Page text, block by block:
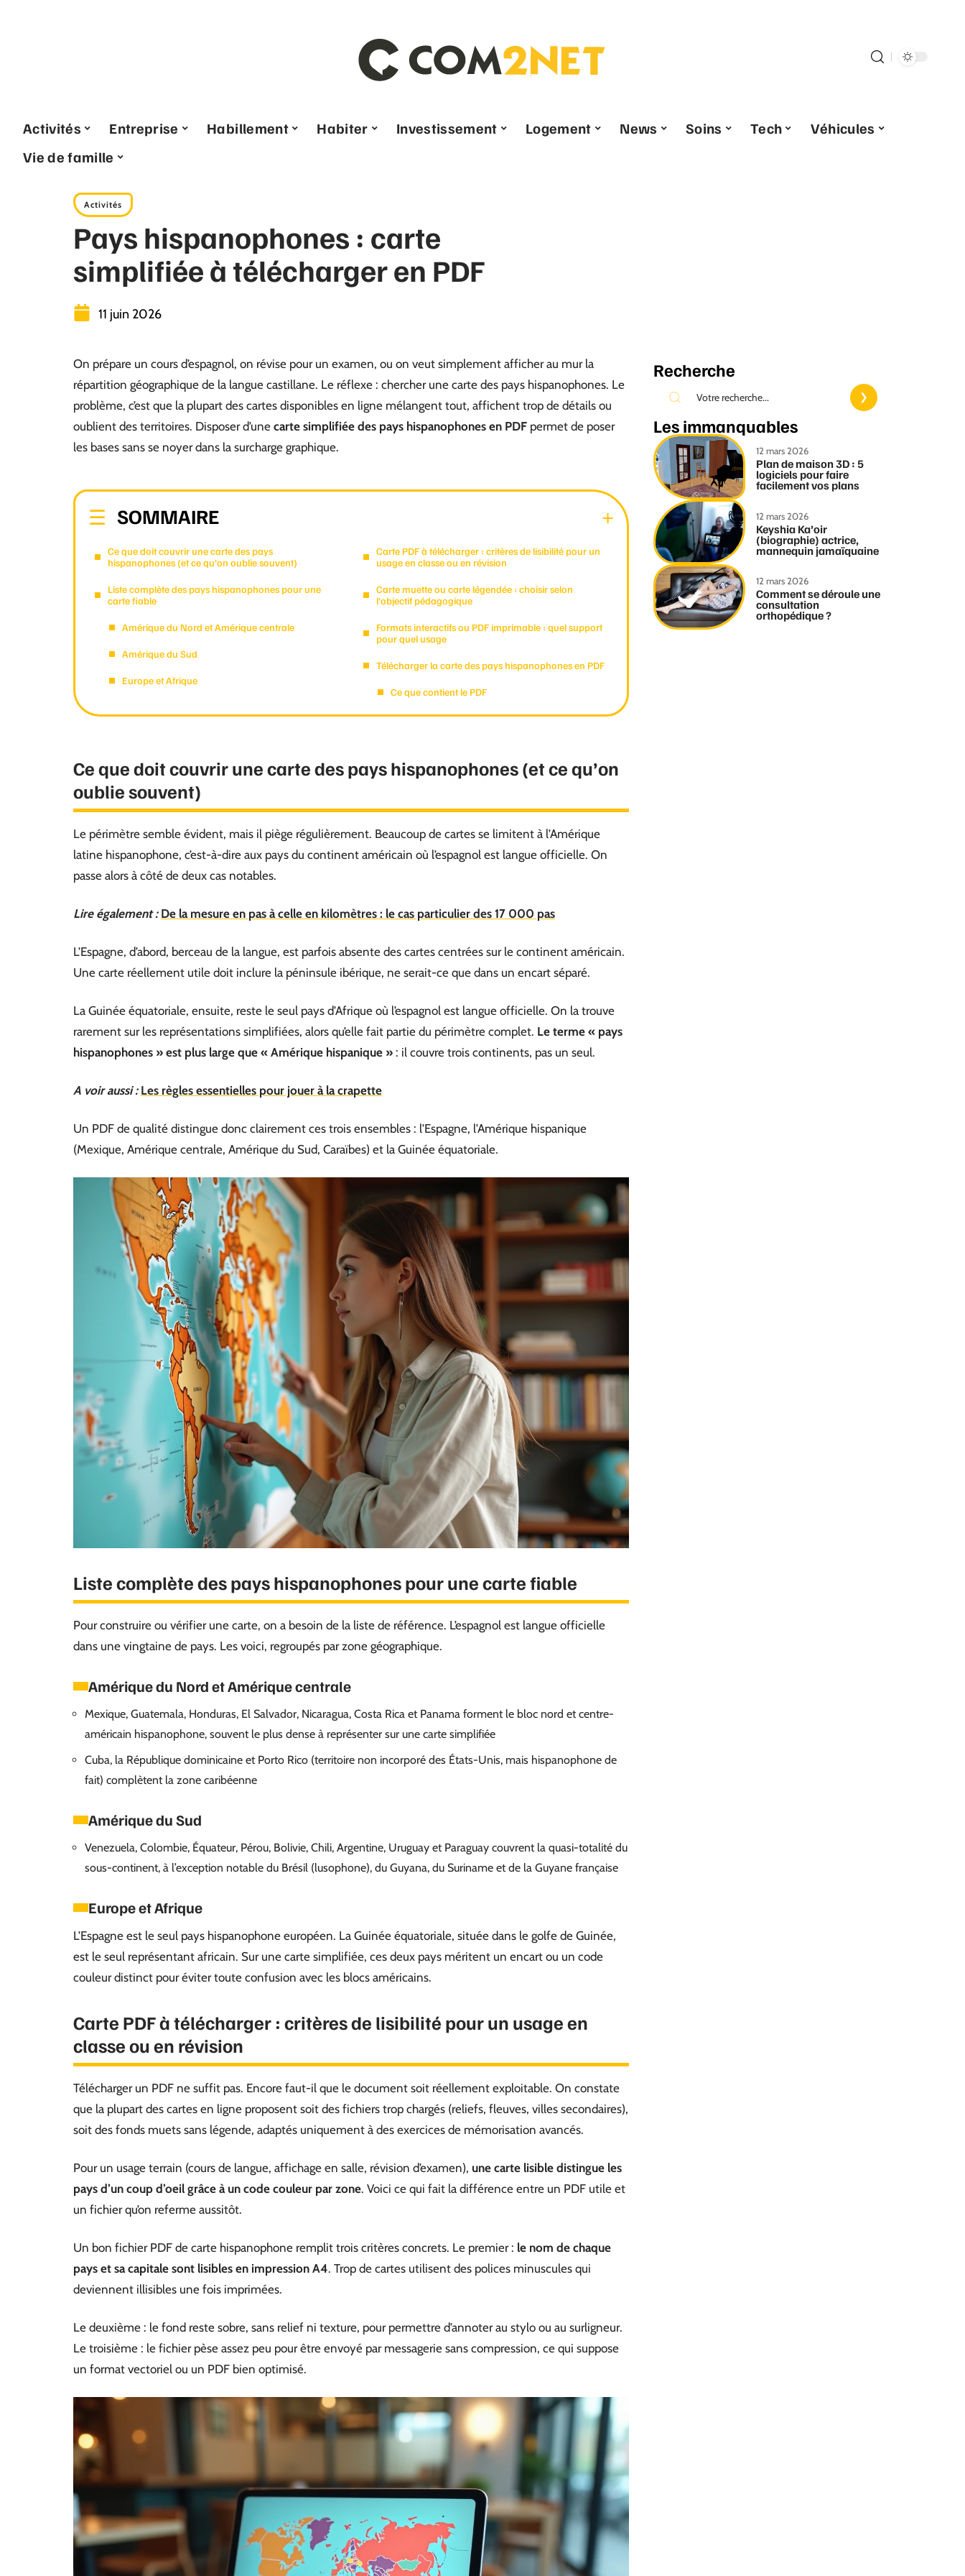
Activités Entreprise Habillement Habiter Investissement Logement News Soins Tech
Véhicules
Vie de famille
Activités
Pays hispanophones : carte
simplifiée à télécharger en PDF
11 juin 2026
On prépare un cours d’espagnol, on révise pour un examen, ou on veut simplement afficher au mur la
répartition géographique de la langue castillane. Le réflexe : chercher une carte des pays hispanophones. Le
problème, c’est que la plupart des cartes disponibles en ligne mélangent tout, affichent trop de détails ou
oublient des territoires. Disposer d’une carte simplifiée des pays hispanophones en PDF permet de poser
les bases sans se noyer dans la surcharge graphique.
SOMMAIRE
Ce que doit couvrir une carte des pays
hispanophones (et ce qu’on oublie souvent)
Liste complète des pays hispanophones pour une
carte fiable
Amérique du Nord et Amérique centrale
Amérique du Sud
Europe et Afrique
Carte PDF à télécharger : critères de lisibilité pour un
usage en classe ou en révision
Carte muette ou carte légendée : choisir selon
l’objectif pédagogique
Formats interactifs ou PDF imprimable : quel support
pour quel usage
Télécharger la carte des pays hispanophones en PDF
Ce que contient le PDF
Ce que doit couvrir une carte des pays hispanophones (et ce qu’on
oublie souvent)
Le périmètre semble évident, mais il piège régulièrement. Beaucoup de cartes se limitent à l’Amérique
latine hispanophone, c’est-à-dire aux pays du continent américain où l’espagnol est langue officielle. On
passe alors à côté de deux cas notables.
Lire également : De la mesure en pas à celle en kilomètres : le cas particulier des 17 000 pas
L’Espagne, d’abord, berceau de la langue, est parfois absente des cartes centrées sur le continent américain.
Une carte réellement utile doit inclure la péninsule ibérique, ne serait-ce que dans un encart séparé.
La Guinée équatoriale, ensuite, reste le seul pays d’Afrique où l’espagnol est langue officielle. On la trouve
rarement sur les représentations simplifiées, alors qu’elle fait partie du périmètre complet. Le terme « pays
hispanophones » est plus large que « Amérique hispanique » : il couvre trois continents, pas un seul.
A voir aussi : Les règles essentielles pour jouer à la crapette
Un PDF de qualité distingue donc clairement ces trois ensembles : l’Espagne, l’Amérique hispanique
(Mexique, Amérique centrale, Amérique du Sud, Caraïbes) et la Guinée équatoriale.
Liste complète des pays hispanophones pour une carte fiable
Pour construire ou vérifier une carte, on a besoin de la liste de référence. L’espagnol est langue officielle
dans une vingtaine de pays. Les voici, regroupés par zone géographique.
Amérique du Nord et Amérique centrale
Mexique, Guatemala, Honduras, El Salvador, Nicaragua, Costa Rica et Panama forment le bloc nord et centre-
américain hispanophone, souvent le plus dense à représenter sur une carte simplifiée
Cuba, la République dominicaine et Porto Rico (territoire non incorporé des États-Unis, mais hispanophone de
fait) complètent la zone caribéenne
Amérique du Sud
Venezuela, Colombie, Équateur, Pérou, Bolivie, Chili, Argentine, Uruguay et Paraguay couvrent la quasi-totalité du
sous-continent, à l’exception notable du Brésil (lusophone), du Guyana, du Suriname et de la Guyane française
Europe et Afrique
L’Espagne est le seul pays hispanophone européen. La Guinée équatoriale, située dans le golfe de Guinée,
est le seul représentant africain. Sur une carte simplifiée, ces deux pays méritent un encart ou un code
couleur distinct pour éviter toute confusion avec les blocs américains.
Carte PDF à télécharger : critères de lisibilité pour un usage en
classe ou en révision
Télécharger un PDF ne suffit pas. Encore faut-il que le document soit réellement exploitable. On constate
que la plupart des cartes en ligne proposent soit des fichiers trop chargés (reliefs, fleuves, villes secondaires),
soit des fonds muets sans légende, adaptés uniquement à des exercices de mémorisation avancés.
Pour un usage terrain (cours de langue, affichage en salle, révision d’examen), une carte lisible distingue les
pays d’un coup d’oeil grâce à un code couleur par zone. Voici ce qui fait la différence entre un PDF utile et
un fichier qu’on referme aussitôt.
Un bon fichier PDF de carte hispanophone remplit trois critères concrets. Le premier : le nom de chaque
pays et sa capitale sont lisibles en impression A4. Trop de cartes utilisent des polices minuscules qui
deviennent illisibles une fois imprimées.
Le deuxième : le fond reste sobre, sans relief ni texture, pour permettre d’annoter au stylo ou au surligneur.
Le troisième : le fichier pèse assez peu pour être envoyé par messagerie sans compression, ce qui suppose
un format vectoriel ou un PDF bien optimisé.
Recherche
Les immanquables
12 mars 2026
Plan de maison 3D : 5
logiciels pour faire
facilement vos plans
12 mars 2026
Keyshia Ka’oir
(biographie) actrice,
mannequin jamaïquaine
12 mars 2026
Comment se déroule une
consultation
orthopédique ?